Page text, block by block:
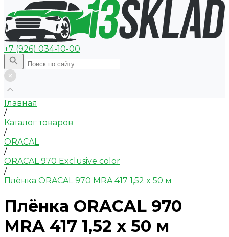
+7 (926) 034-10-00
Главная
/
Каталог товаров
/
ORACAL
/
ORACAL 970 Exclusive color
/
Плёнка ORACAL 970 MRA 417 1,52 x 50 м
Плёнка ORACAL 970
MRA 417 1,52 x 50 м